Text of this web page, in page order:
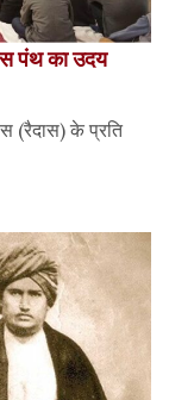
पंथ का उदय
(रैदास) के प्रति